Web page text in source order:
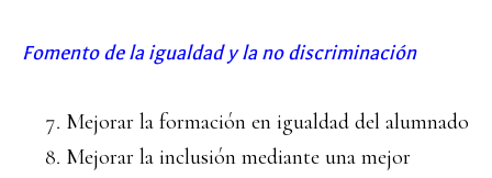
Fomento de la igualdad y la no discriminación
Mejorar la formación en igualdad del alumnado
Mejorar la inclusión mediante una mejor